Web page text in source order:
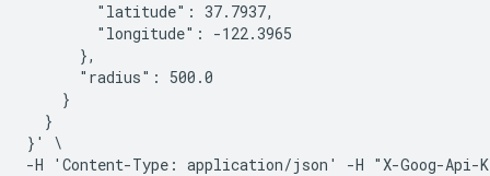
        "latitude": 37.7937,
        "longitude": -122.3965
      },
      "radius": 500.0
    }
  }
}' \
-H 'Content-Type: application/json' -H "X-Goog-Api-